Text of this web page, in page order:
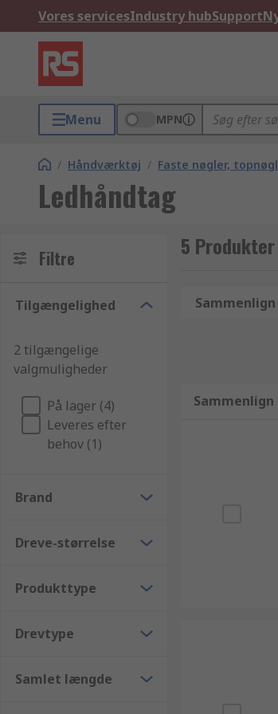
Vores servicesIndustry hubSupport
Menu MPN
/ Håndværktøj / Faste nøgler,
Ledhåndtag
Filtre
Tilgængelighed
2 tilgængelige
valgmuligheder
På lager (4)
Leveres efter
behov (1)
Brand
Dreve-størrelse
Produkttype
Drevtype
Samlet længde
5
Sammenlign